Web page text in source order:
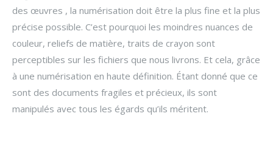
des œuvres , la numérisation doit être la plus fine et la plus
précise possible. C’est pourquoi les moindres nuances de
couleur, reliefs de matière, traits de crayon sont
perceptibles sur les fichiers que nous livrons. Et cela, grâce
à une numérisation en haute définition. Étant donné que ce
sont des documents fragiles et précieux, ils sont
manipulés avec tous les égards qu’ils méritent.